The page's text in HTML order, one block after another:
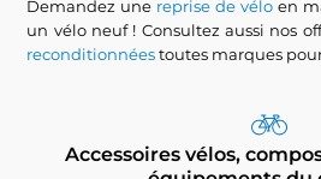
Demandez une reprise de vélo en
un vélo neuf ! Consultez aussi nos
reconditionnéestoutes marques
Accessoires vélos,